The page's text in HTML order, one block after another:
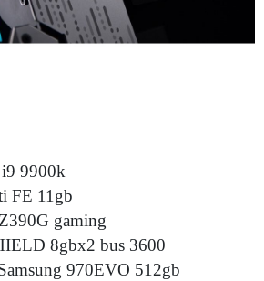
9900k
FE 11gb
gaming
8gbx2 bus 3600
970EVO 512gb